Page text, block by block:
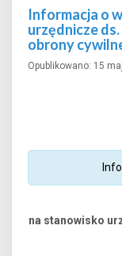
Informacja o
urzędnicze
obrony
Opublikowano: 15
na stanowisko